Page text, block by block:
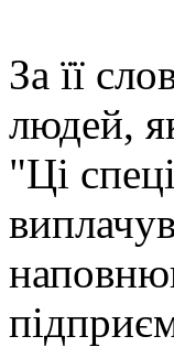
За її
людей,
"Ці